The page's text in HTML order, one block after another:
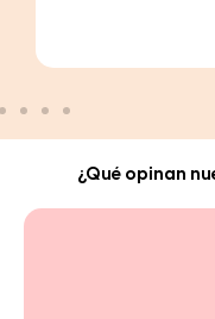
¿Qué opinan